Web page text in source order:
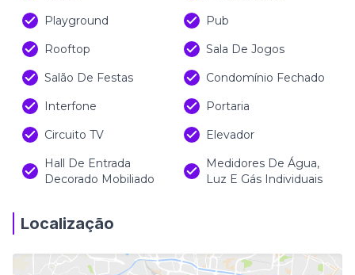
Playground
Pub
Rooftop
Sala De Jogos
Salão De Festas
Condomínio Fechado
Interfone
Portaria
Circuito TV
Elevador
Hall De Entrada
Decorado Mobiliado
Medidores De Água,
Luz E Gás Individuais
Localização